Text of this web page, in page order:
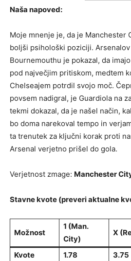
Naša napoved:
Moje mnenje je, da je Manchester
boljši psihološki poziciji.
Bournemouthu je pokazal, da
pod največjim pritiskom, medtem
Chelseajem potrdil svojo moč.
povsem nadigral, je Guardiola na
tekmi dokazal, da je našel način,
bo doma narekoval tempo in
ta trenutek za ključni korak proti
Arsenal verjetno prišel do gola.
Verjetnost zmage: Manchester
Stavne kvote (preveri aktualne
Možnost
1 (Man.
City)
X
Kvote 1.78 3.75